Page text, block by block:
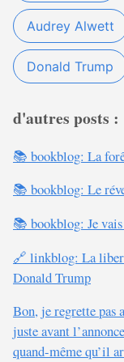
Audrey Alwett
Donald Trump
d'autres posts :
📚 bookblog: La
📚 bookblog: Le
📚 bookblog: Je
🔗 linkblog: La
Donald Trump
Bon, je regrette pas
juste avant
quand-même qu’il